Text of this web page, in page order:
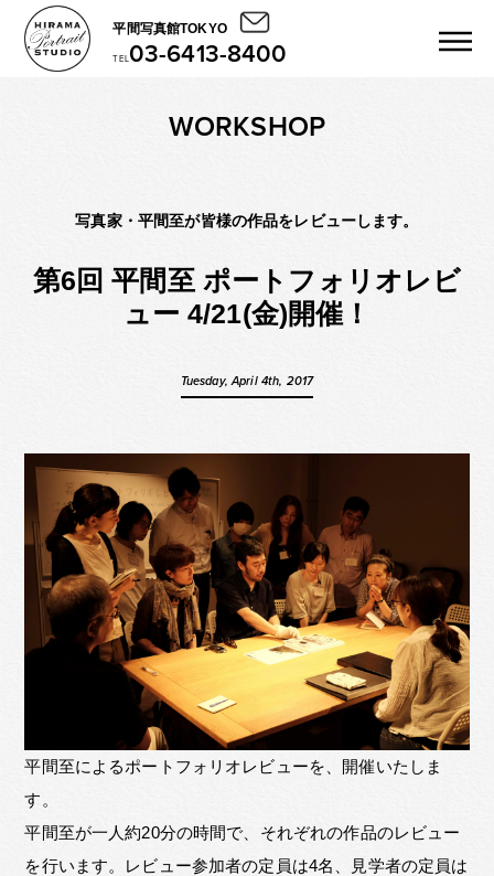
平間写真館TOKYO
TEL03-6413-8400
WORKSHOP
写真家・平間至が皆様の作品をレビューします。
第6回 平間至 ポートフォリオレビ
ュー 4/21(金)開催！
Tuesday, April 4th, 2017
平間至によるポートフォリオレビューを、開催いたしま
す。
平間至が一人約20分の時間で、それぞれの作品のレビュー
を行います。レビュー参加者の定員は4名、見学者の定員は